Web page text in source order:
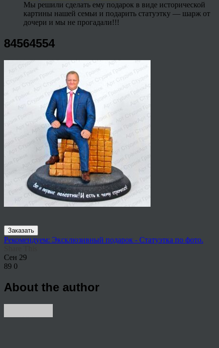
Мы решили сделать ему подарок в виде исторической
картины нашей семьи и подарить статуэтку — шарж от
дочери и мы не прогадали!!!
84564554
Заказать
Рекомендуем: Эксклюзивный подарок - Статуэтка по фото.
Сен 29
89 0
About the author